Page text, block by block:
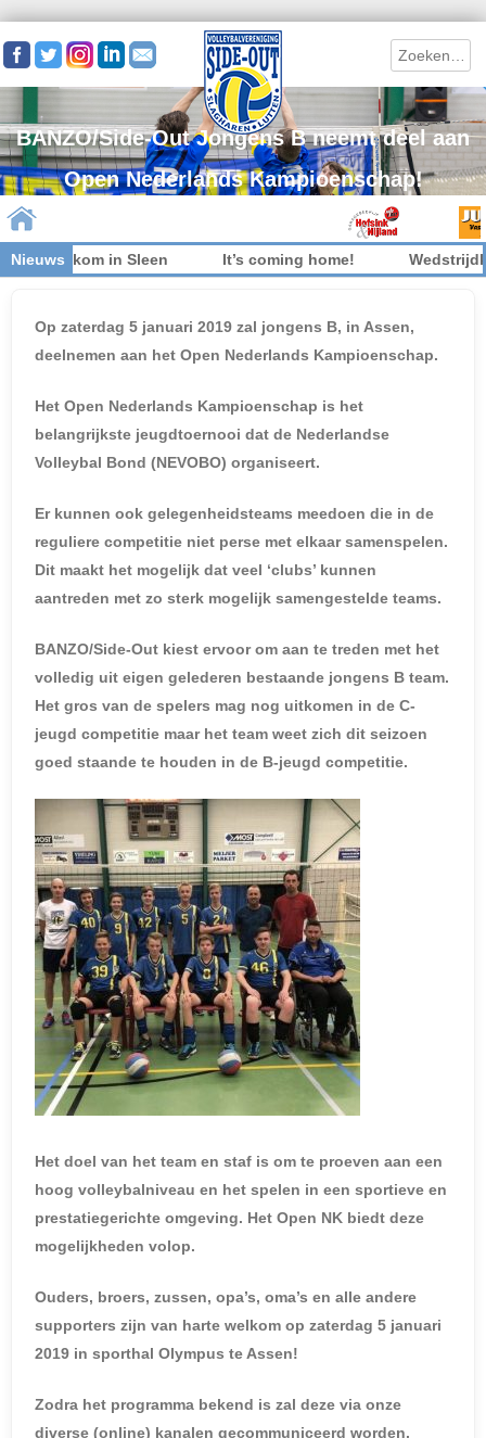
Search
BANZO/Side-Out Jongens B neemt deel aan
Open Nederlands Kampioenschap!
Nieuws
welkom in Sleen It’s coming home!
Op zaterdag 5 januari 2019 zal jongens B, in Assen,
deelnemen aan het Open Nederlands Kampioenschap.
Het Open Nederlands Kampioenschap is het
belangrijkste jeugdtoernooi dat de Nederlandse
Volleybal Bond (NEVOBO) organiseert.
Er kunnen ook gelegenheidsteams meedoen die in de
reguliere competitie niet perse met elkaar samenspelen.
Dit maakt het mogelijk dat veel ‘clubs’ kunnen
aantreden met zo sterk mogelijk samengestelde teams.
BANZO/Side-Out kiest ervoor om aan te treden met het
volledig uit eigen gelederen bestaande jongens B team.
Het gros van de spelers mag nog uitkomen in de C-
jeugd competitie maar het team weet zich dit seizoen
goed staande te houden in de B-jeugd competitie.
Het doel van het team en staf is om te proeven aan een
hoog volleybalniveau en het spelen in een sportieve en
prestatiegerichte omgeving. Het Open NK biedt deze
mogelijkheden volop.
Ouders, broers, zussen, opa’s, oma’s en alle andere
supporters zijn van harte welkom op zaterdag 5 januari
2019 in sporthal Olympus te Assen!
Zodra het programma bekend is zal deze via onze
diverse (online) kanalen gecommuniceerd worden.